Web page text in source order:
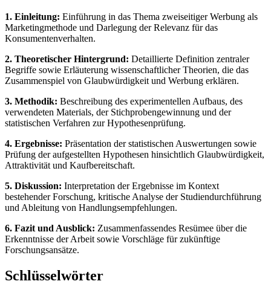
1. Einleitung: Einführung in das Thema zweiseitiger Werbung als
Marketingmethode und Darlegung der Relevanz für das
Konsumentenverhalten.
2. Theoretischer Hintergrund: Detaillierte Definition zentraler
Begriffe sowie Erläuterung wissenschaftlicher Theorien, die das
Zusammenspiel von Glaubwürdigkeit und Werbung erklären.
3. Methodik: Beschreibung des experimentellen Aufbaus, des
verwendeten Materials, der Stichprobengewinnung und der
statistischen Verfahren zur Hypothesenprüfung.
4. Ergebnisse: Präsentation der statistischen Auswertungen sowie
Prüfung der aufgestellten Hypothesen hinsichtlich Glaubwürdigkeit,
Attraktivität und Kaufbereitschaft.
5. Diskussion: Interpretation der Ergebnisse im Kontext
bestehender Forschung, kritische Analyse der Studiendurchführung
und Ableitung von Handlungsempfehlungen.
6. Fazit und Ausblick: Zusammenfassendes Resümee über die
Erkenntnisse der Arbeit sowie Vorschläge für zukünftige
Forschungsansätze.
Schlüsselwörter